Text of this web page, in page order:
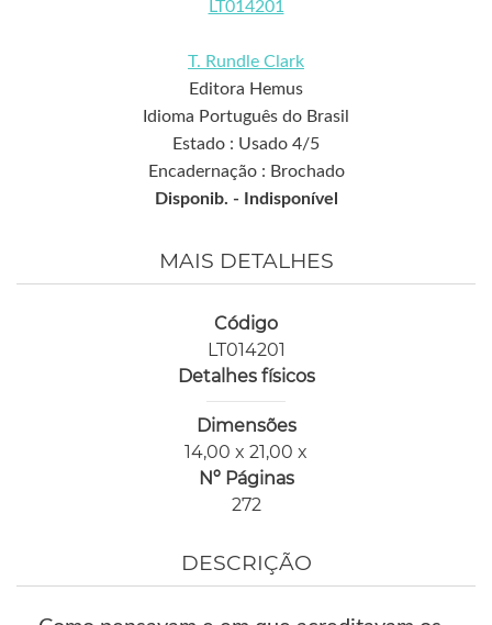
LT014201
T. Rundle Clark
Editora Hemus
Idioma Português do Brasil
Estado : Usado 4/5
Encadernação : Brochado
Disponib. -
Indisponível
MAIS DETALHES
Código
LT014201
Detalhes físicos
Dimensões
14,00 x 21,00 x
Nº Páginas
272
DESCRIÇÃO